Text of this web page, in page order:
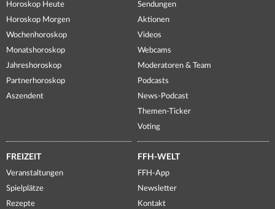
Horoskop Heute
Horoskop Morgen
Wochenhoroskop
Monatshoroskop
Jahreshoroskop
Partnerhoroskop
Aszendent
Sendungen
Aktionen
Videos
Webcams
Moderatoren & Team
Podcasts
News-Podcast
Themen-Ticker
Voting
FREIZEIT
Veranstaltungen
Spielplätze
Rezepte
FFH-WELT
FFH-App
Newsletter
Kontakt